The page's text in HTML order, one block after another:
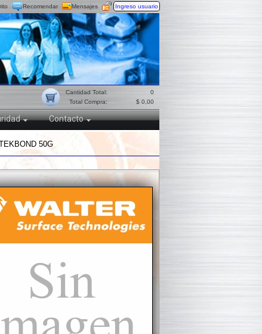
Mensajes
Recomendar Ingreso usuario
0
$ 0,00
Cantidad Total:
Total Compra:
Contacto
50G